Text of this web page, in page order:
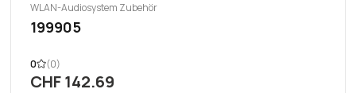
WLAN-Audiosystem Zubehör
199905
0 (0)
CHF 142.69